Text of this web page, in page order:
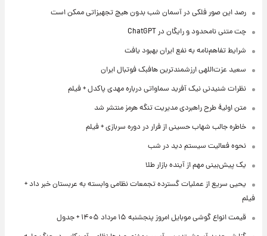
رصد این صور فلکی در آسمان شب بدون هیچ تجهیزاتی ممکن است
چت متنی نامحدود و رایگان در ChatGPT
شرایط تفاهم‌نامه به نفع ایران بهبود یافت
سعید عزت‌اللهی ارزشمندترین هافبک فوتبال ایران
نظرات شنیدنی نیک آفرید سماواتی درباره مهدی پاکدل + فیلم
متن اولیۀ طرح راهبردی مدیریت تنگه هرمز منتشر شد
خاطره جالب شهاب حسینی از فرار در دوره سربازی + فیلم
نحوه فعالیت سیستم دید در شب
یک پیش‌بینی مهم از آینده بازار طلا
یحیی سریع از عملیات گسترده تجمعات نظامی وابسته به عربستان خبر داد +
فیلم
قیمت انواع گوشی موبایل امروز پنجشنبه ۱۵ مرداد ۱۴۰۵ + جدول